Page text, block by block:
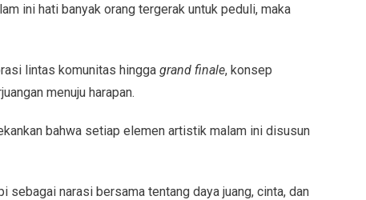
ini hati banyak orang tergerak untuk peduli, maka
lintas komunitas hingga grand finale, konsep
menuju harapan.
bahwa setiap elemen artistik malam ini disusun
sebagai narasi bersama tentang daya juang, cinta, dan